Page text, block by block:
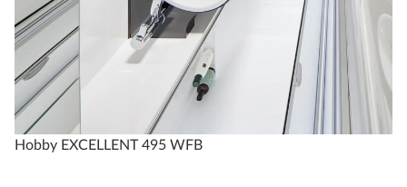
Hobby EXCELLENT 495 WFB